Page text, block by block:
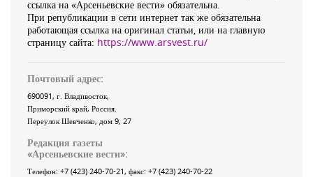
ссылка на «Арсеньевские вести» обязательна.
При републикации в сети интернет так же обязательна
работающая ссылка на оригинал статьи, или на главную
страницу сайта: https://www.arsvest.ru/
Почтовый адрес:
690091, г. Владивосток,
Приморский край, Россия
Переулок Шевченко, дом 9, 27
Редакция газеты
«Арсеньевские вести»:
Телефон: +7 (423) 240-70-21, факс: +7 (423) 240-70-22